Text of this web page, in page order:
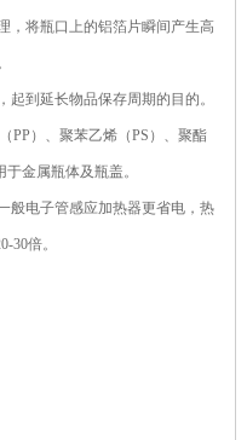
，将瓶口上的铝箔片瞬间产生高
到延长物品保存周期的目的。
PP）、聚苯乙烯（PS）、聚酯
金属瓶体及瓶盖。
般电子管感应加热器更省电，热
30倍。